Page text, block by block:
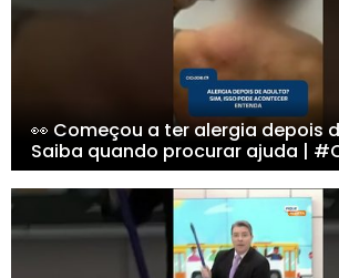
👀 Começou a ter alergia depois
Saiba quando procurar ajuda |